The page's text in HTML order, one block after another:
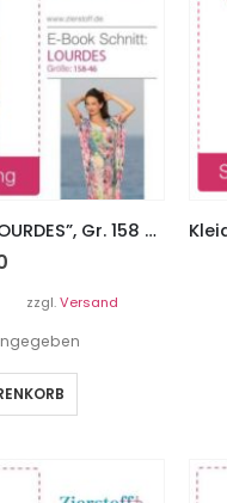
Tunika / Strandkleid “LOURDES”, Gr. 158 – Damengr. 46
zzgl.Versand